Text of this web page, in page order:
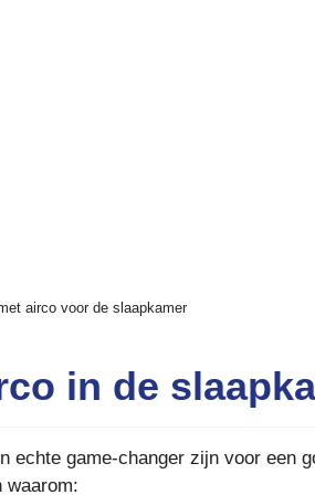
airco voor de slaapkamer
in de
echte game-changer zijn voor een
waarom: